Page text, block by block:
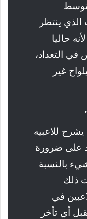
الذي ينتظر
حاليا
التعداد،
غير
للاعبيه
على ضرورة
بالنسبة
ذلك
في
أي تأخر